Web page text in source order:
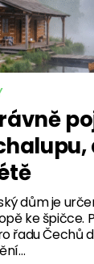
dům je
ke špičce.
řadu Čechů